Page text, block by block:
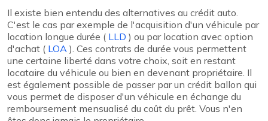
Il existe bien entendu des alternatives au crédit auto.
C'est le cas par exemple de l'acquisition d'un véhicule par
location longue durée ( LLD ) ou par location avec option
d'achat ( LOA ). Ces contrats de durée vous permettent
une certaine liberté dans votre choix, soit en restant
locataire du véhicule ou bien en devenant propriétaire. Il
est également possible de passer par un crédit ballon qui
vous permet de disposer d'un véhicule en échange du
remboursement mensualisé du coût du prêt. Vous n'en